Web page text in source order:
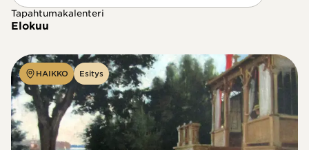
Tapahtumakalenteri
Elokuu
HAIKKO Esitys